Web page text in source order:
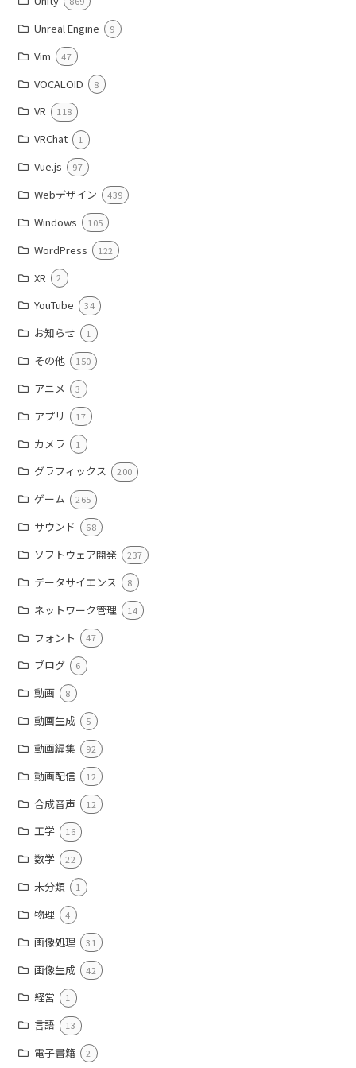
Unreal Engine 9
Vim 47
VOCALOID 8
VR 118
VRChat 1
Vue.js 97
Webデザイン 439
Windows 105
WordPress 122
XR 2
YouTube 34
お知らせ 1
その他 150
アニメ 3
アプリ 17
カメラ 1
グラフィックス 200
ゲーム 265
サウンド 68
ソフトウェア開発 237
データサイエンス 8
ネットワーク管理 14
フォント 47
ブログ 6
動画 8
動画生成 5
動画編集 92
動画配信 12
合成音声 12
工学 16
数学 22
未分類 1
物理 4
画像処理 31
画像生成 42
経営 1
言語 13
電子書籍 2